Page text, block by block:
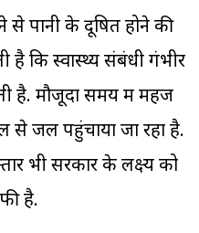
पानी के दूषित होने की
है कि स्वास्थ्य संबंधी गंभीर
है. मौजूदा समय में महज
से जल पहुंचाया जा रहा है.
भी सरकार के लक्ष्य को
है.